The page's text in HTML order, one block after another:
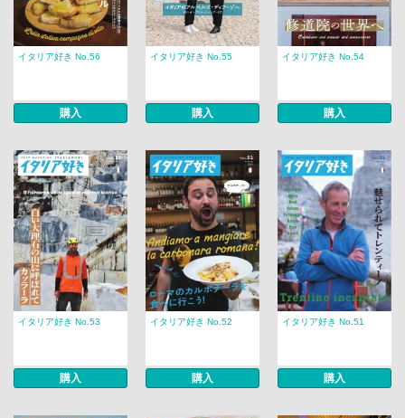
イタリア好き No.56
購入
イタリア好き No.55
購入
イタリア好き No.54
購入
イタリア好き No.53
購入
イタリア好き No.52
購入
イタリア好き No.51
購入